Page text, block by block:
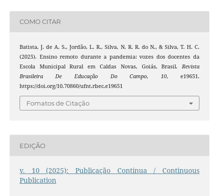
COMO CITAR
Batista, J. de A. S., Jordão, L. R., Silva, N. R. R. do N., & Silva, T. H. C.
(2025). Ensino remoto durante a pandemia: vozes dos docentes da
Escola Municipal Rural em Caldas Novas, Goiás, Brasil. Revista
Brasileira De Educação Do Campo, 10, e19651.
https://doi.org/10.70860/ufnt.rbec.e19651
Fomatos de Citação
EDIÇÃO
v. 10 (2025): Publicação Contínua / Continuous
Publication